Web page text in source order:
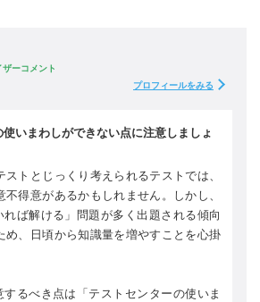
ーコメント
プロフィールをみる
いまわしができない点に注意しましょ
トとじっくり考えられるテストでは、
得意があるかもしれません。しかし、
ば解ける」問題が多く出題される傾向
め、日頃から知識量を増やすことを心掛
するべき点は「テストセンターの使いま